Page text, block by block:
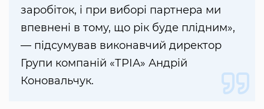
заробіток, і при виборі партнера ми
впевнені в тому, що рік буде плідним»,
— підсумував виконавчий директор
Групи компаній «ТРІА» Андрій
Коновальчук.